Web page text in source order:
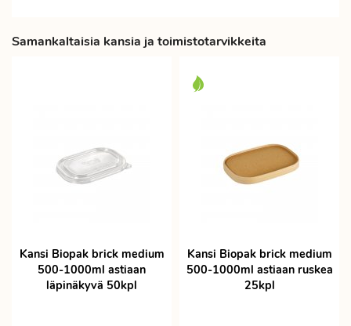
Samankaltaisia kansia ja toimistotarvikkeita
Kansi Biopak brick medium
500-1000ml astiaan
läpinäkyvä 50kpl
Kansi Biopak brick medium
500-1000ml astiaan ruskea
25kpl